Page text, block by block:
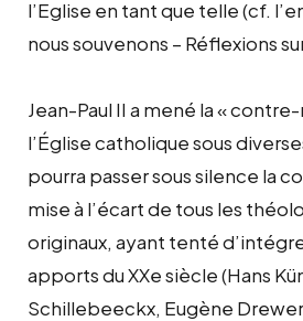
l’Eglise en tant que telle (cf.
nous souvenons – Réflexions
Jean-Paul II a mené la «
l’Église catholique sous
pourra passer sous silence la
mise à l’écart de tous les
originaux, ayant tenté
apports du XXe siècle (Hans
Schillebeeckx, Eugène